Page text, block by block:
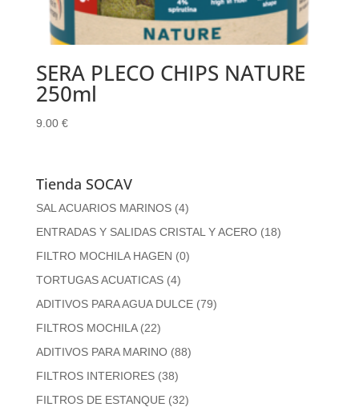
SERA PLECO CHIPS NATURE
250ml
9.00 €
Tienda SOCAV
SAL ACUARIOS MARINOS (4)
ENTRADAS Y SALIDAS CRISTAL Y ACERO (18)
FILTRO MOCHILA HAGEN (0)
TORTUGAS ACUATICAS (4)
ADITIVOS PARA AGUA DULCE (79)
FILTROS MOCHILA (22)
ADITIVOS PARA MARINO (88)
FILTROS INTERIORES (38)
FILTROS DE ESTANQUE (32)